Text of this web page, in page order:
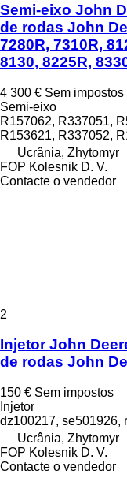
Semi-eixo John
de rodas John
7280R, 7310R,
8130, 8225R,
4 300 € Sem impostos
Semi-eixo
R157062, R337051,
R153621, R337052,
Ucrânia, Zhytomyr
FOP Kolesnik D. V.
Contacte o vendedor
2
Injetor John
de rodas John
150 € Sem impostos
Injetor
dz100217, se501926,
Ucrânia, Zhytomyr
FOP Kolesnik D. V.
Contacte o vendedor